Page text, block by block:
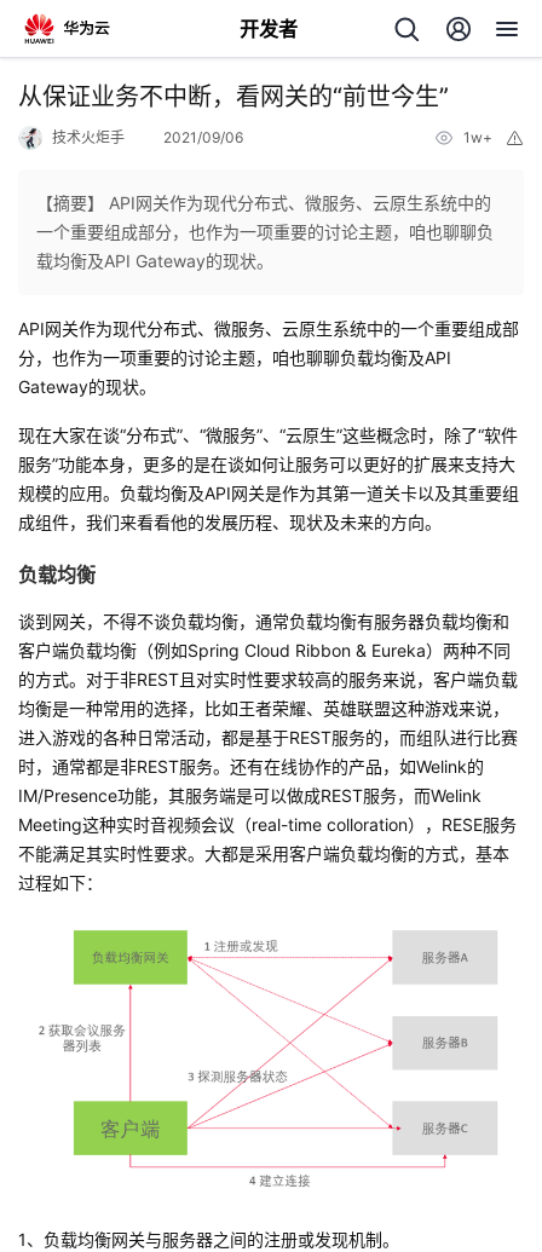
开发者
返
人
页
我
开
发
者
我
的
博
客
我
的
论
坛
我
的
圈
我
的
我
动
关
者
支
从保证业务不中断，看网关的“前世今生”
技术火炬手 2021/09/06 1w+
【摘要】 API网关作为现代分布式、微服务、云原生系统中的
一个重要组成部分，也作为一项重要的讨论主题，咱也聊聊负
载均衡及API Gateway的现状。
API网关作为现代分布式、微服务、云原生系统中的一个重要组成部
分，也作为一项重要的讨论主题，咱也聊聊负载均衡及API
Gateway的现状。
现在大家在谈“分布式”、“微服务”、“云原生”这些概念时，除了“软件
服务”功能本身，更多的是在谈如何让服务可以更好的扩展来支持大
规模的应用。负载均衡及API网关是作为其第一道关卡以及其重要组
成组件，我们来看看他的发展历程、现状及未来的方向。
负载均衡
谈到网关，不得不谈负载均衡，通常负载均衡有服务器负载均衡和
客户端负载均衡（例如Spring Cloud Ribbon & Eureka）两种不同
的方式。对于非REST且对实时性要求较高的服务来说，客户端负载
均衡是一种常用的选择，比如王者荣耀、英雄联盟这种游戏来说，
进入游戏的各种日常活动，都是基于REST服务的，而组队进行比赛
时，通常都是非REST服务。还有在线协作的产品，如Welink的
IM/Presence功能，其服务端是可以做成REST服务，而Welink
Meeting这种实时音视频会议（real-time colloration），RESE服务
不能满足其实时性要求。大都是采用客户端负载均衡的方式，基本
过程如下：
1、负载均衡网关与服务器之间的注册或发现机制。